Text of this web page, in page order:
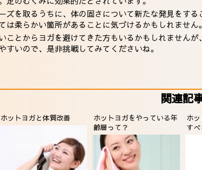
ズを取るうちに、体の固さについて新たな発見をす
は柔らかい箇所があることに気づけるかもしれません。
ことからヨガを避けてきた方もいるかもしれません
すいので、是非挑戦してみてくださいね。
関連記
ホットヨガと体質改善
ホットヨガをやっている年
齢層って？
ホ
す